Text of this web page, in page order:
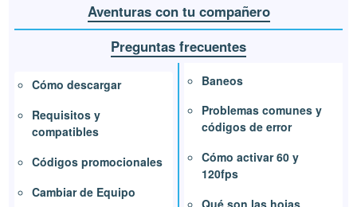
Aventuras con tu compañero
Preguntas frecuentes
Cómo descargar
Requisitos y
compatibles
Códigos promocionales
Cambiar de Equipo
Baneos
Problemas comunes y
códigos de error
Cómo activar 60 y
120fps